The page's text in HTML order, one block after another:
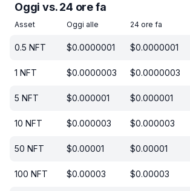
Oggi vs. 24 ore fa
Asset Oggi alle 24 ore fa
0.5 NFT $0.0000001 $0.0000001
1 NFT $0.0000003 $0.0000003
5 NFT $0.000001 $0.000001
10 NFT $0.000003 $0.000003
50 NFT $0.00001 $0.00001
100 NFT $0.00003 $0.00003